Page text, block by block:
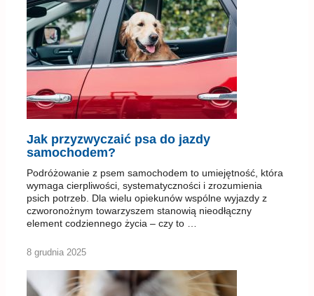
Jak przyzwyczaić psa do jazdy
samochodem?
Podróżowanie z psem samochodem to umiejętność, która
wymaga cierpliwości, systematyczności i zrozumienia
psich potrzeb. Dla wielu opiekunów wspólne wyjazdy z
czworonożnym towarzyszem stanowią nieodłączny
element codziennego życia – czy to …
8 grudnia 2025